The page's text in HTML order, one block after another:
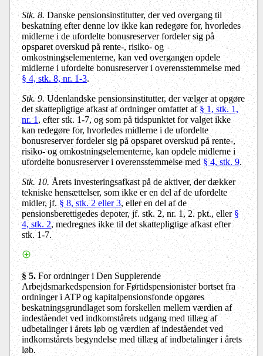
Stk. 8. Danske pensionsinstitutter, der ved overgang til
beskatning efter denne lov ikke kan redegøre for, hvorledes
midlerne i de ufordelte bonusreserver fordeler sig på
opsparet overskud på rente-, risiko- og
omkostningselementerne, kan ved overgangen opdele
midlerne i ufordelte bonusreserver i overensstemmelse med
§ 4, stk. 8, nr. 1-3.
Stk. 9.Udenlandske pensionsinstitutter, der vælger at opgøre
det skattepligtige afkast af ordninger omfattet af § 1, stk. 1,
nr. 1, efter stk. 1-7, og som på tidspunktet for valget ikke
kan redegøre for, hvorledes midlerne i de ufordelte
bonusreserver fordeler sig på opsparet overskud på rente-,
risiko- og omkostningselementerne, kan opdele midlerne i
ufordelte bonusreserver i overensstemmelse med§ 4, stk. 9.
Stk. 10. Årets investeringsafkast på de aktiver, der dækker
tekniske hensættelser, som ikke er en del af de ufordelte
midler, jf.§ 8, stk. 2 eller 3, eller en del af de
pensionsberettigedes depoter, jf. stk. 2, nr. 1, 2. pkt., eller§
4, stk. 2, medregnes ikke til det skattepligtige afkast efter
stk. 1-7.
§ 5.For ordninger i Den Supplerende
Arbejdsmarkedspension for Førtidspensionister bortset fra
ordninger i ATP og kapitalpensionsfonde opgøres
beskatningsgrundlaget som forskellen mellem værdien af
indeståendet ved indkomstårets udgang med tillæg af
udbetalinger i årets løb og værdien af indeståendet ved
indkomstårets begyndelse med tillæg af indbetalinger i årets
løb.